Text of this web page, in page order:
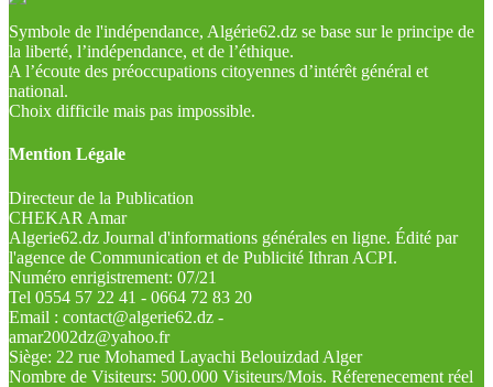
Symbole de l'indépendance, Algérie62.dz se base sur le principe de
la liberté, l’indépendance, et de l’éthique.
A l’écoute des préoccupations citoyennes d’intérêt général et
national.
Choix difficile mais pas impossible.
Mention Légale
Directeur de la Publication
CHEKAR Amar
Algerie62.dz Journal d'informations générales en ligne. Édité par
l'agence de Communication et de Publicité Ithran ACPI.
Numéro enrigistrement: 07/21
Tel 0554 57 22 41 - 0664 72 83 20
Email : contact@algerie62.dz -
amar2002dz@yahoo.fr
Siège: 22 rue Mohamed Layachi Belouizdad Alger
Nombre de Visiteurs: 500.000 Visiteurs/Mois. Réferenecement réel